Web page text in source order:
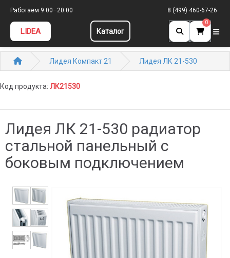
Работаем 9:00–20:00 8 (499) 460-67-26
LIDEA Каталог
0
Лидея Компакт 21 Лидея ЛК 21-530
Код продукта: ЛК21530
Лидея ЛК 21-530 радиатор
стальной панельный с
боковым подключением